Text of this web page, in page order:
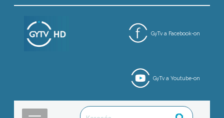
GyTv a Facebook-on
GyTv a Youtube-on